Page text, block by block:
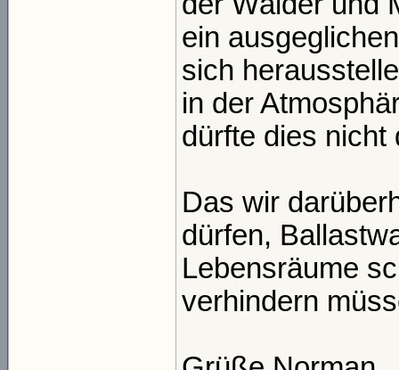
ein
sich
in der
dürfte dies nicht
Das wir
dürfen,
Lebensräume
verhindern